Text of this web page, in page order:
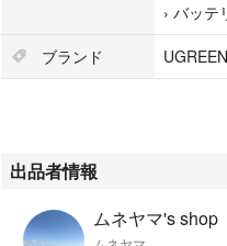
› バッテ
ブランド
UGREEN
出品者情報
ムネヤマ's shop